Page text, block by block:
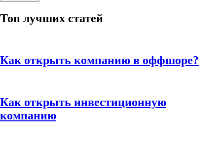
Топ лучших статей
Как открыть компанию в оффшоре?
Как открыть инвестиционную
компанию